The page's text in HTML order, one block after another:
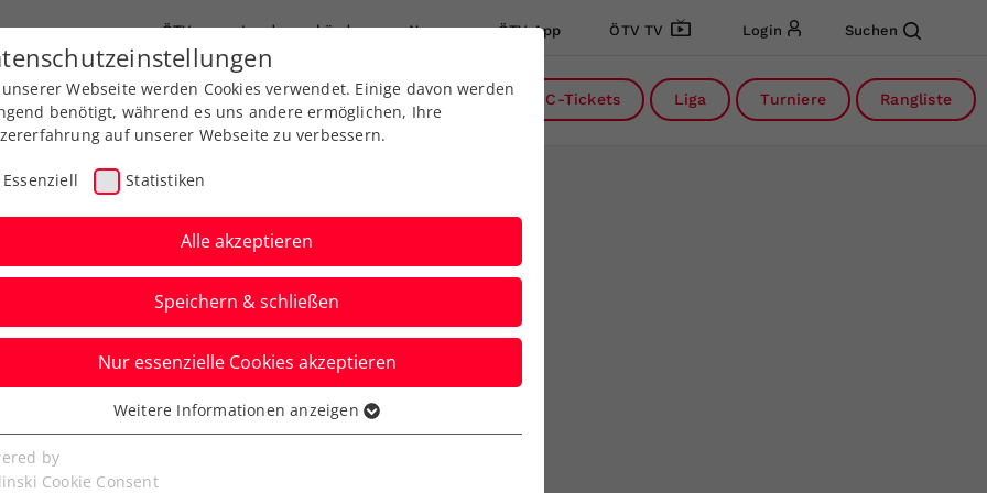
ÖTV Landesverbände News ÖTV App ÖTV TV Login Suchen
Ausbildung Services Über uns DC-Tickets Liga Turniere Rangliste
TROPHY: Auch
weiter
Webseite werden Cookies verwendet. Einige davon werden
benötigt, während es uns andere ermöglichen, Ihre
auf unserer Webseite zu verbessern.
Essenziell Statistiken
Alle akzeptieren
Speichern & schließen
Nur essenzielle Cookies akzeptieren
Cookies werden für grundlegende Funktionen der
benötigt. Dadurch ist gewährleistet, dass die Webseite
Weitere Informationen anzeigen
by
Cookie Consent